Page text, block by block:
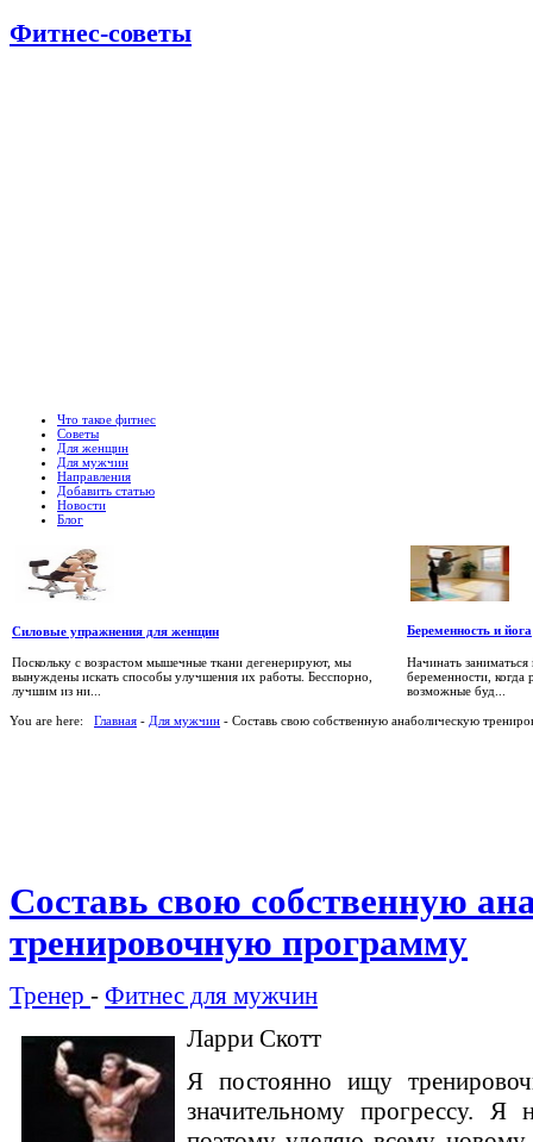
Фитнес-советы
Что такое фитнес
Советы
Для женщин
Для мужчин
Направления
Добавить статью
Новости
Блог
Силовые упражнения для женщин
Поскольку с возрастом мышечные ткани дегенерируют, мы
вынуждены искать способы улучшения их работы. Бесспорно,
лучшим из ни...
Беременность и йога
Начинать
беременности, когда
возможные буд...
You are here: Главная - Для мужчин - Составь свою собственную анаболическую
Составь свою собственную
тренировочную программу
Тренер - Фитнес для мужчин
Ларри Скотт
Я постоянно ищу
значительному прогрессу. Я